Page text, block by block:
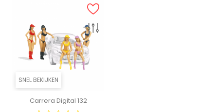
SNEL BEKIJKEN
Carrera Digital 132